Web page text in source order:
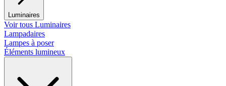
Luminaires
Voir tous Luminaires
Lampadaires
Lampes à poser
Éléments lumineux